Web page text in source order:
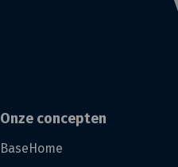
Onze concepten
BaseHome